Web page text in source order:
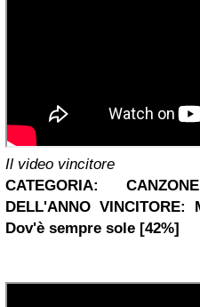
Il video vincitore
CATEGORIA:
DELL'ANNO VINCITORE:
Dov'è sempre sole [42%]